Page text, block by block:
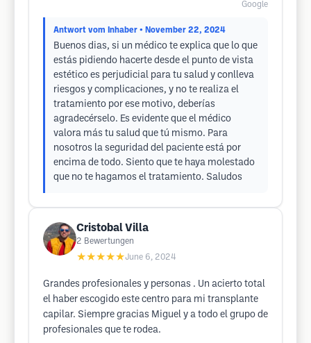
Google
Antwort vom Inhaber • November 22, 2024
Buenos dias, si un médico te explica que lo que
estás pidiendo hacerte desde el punto de vista
estético es perjudicial para tu salud y conlleva
riesgos y complicaciones, y no te realiza el
tratamiento por ese motivo, deberías
agradecérselo. Es evidente que el médico
valora más tu salud que tú mismo. Para
nosotros la seguridad del paciente está por
encima de todo. Siento que te haya molestado
que no te hagamos el tratamiento. Saludos
Cristobal Villa
2 Bewertungen
★★★★★June 6, 2024
Grandes profesionales y personas . Un acierto total
el haber escogido este centro para mi transplante
capilar. Siempre gracias Miguel y a todo el grupo de
profesionales que te rodea.